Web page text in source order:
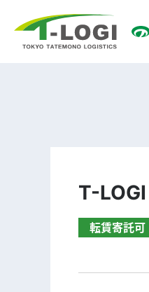
T-LOGI
転賃寄託可